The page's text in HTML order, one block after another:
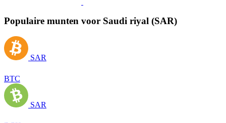
Populaire munten voor Saudi riyal (SAR)
SAR
BTC
SAR